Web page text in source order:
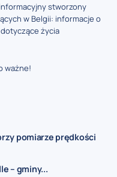
stworzony
w Belgii: informacje o
życia
ważne!
pomiarze prędkości
– gminy...